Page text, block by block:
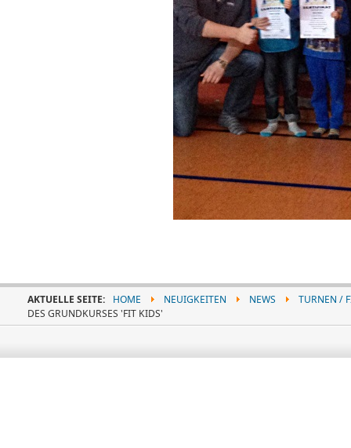
AKTUELLE SEITE: HOME NEUIGKEITEN NEWS
TURNEN /
DES GRUNDKURSES 'FIT KIDS'